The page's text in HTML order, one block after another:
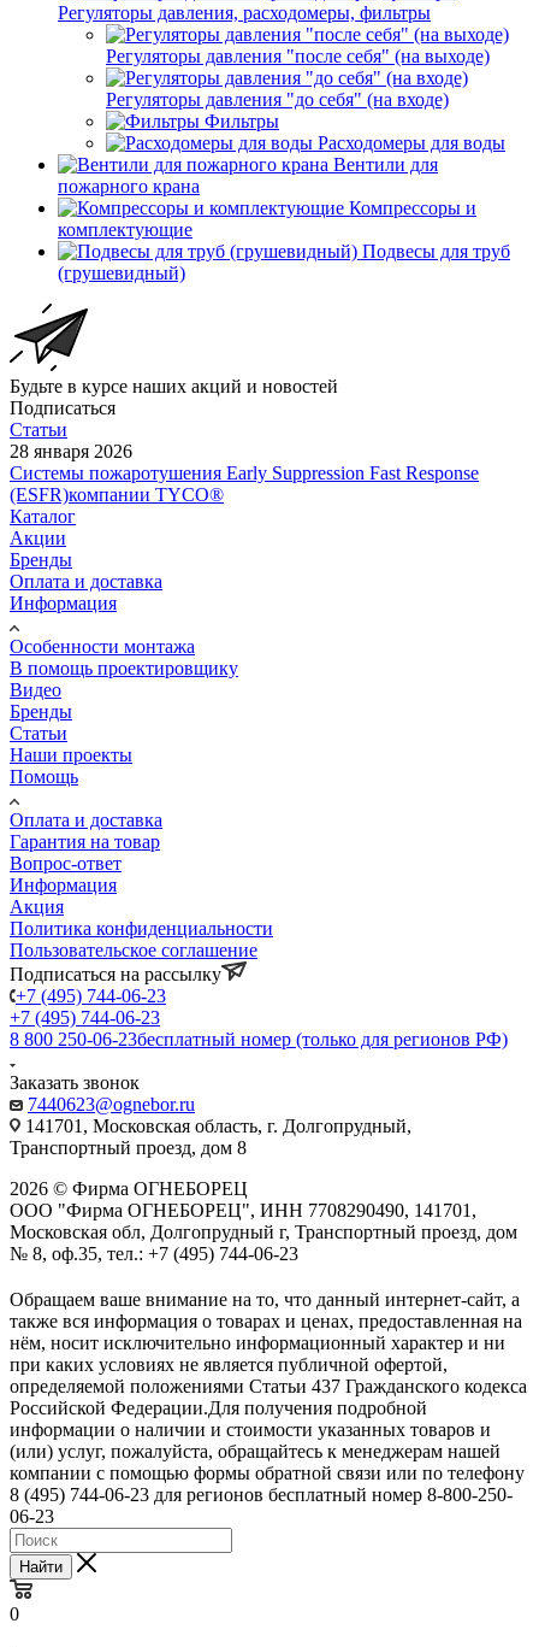
Регуляторы давления, расходомеры, фильтры
Регуляторы давления "после себя" (на выходе)
Регуляторы давления "до себя" (на входе)
Фильтры
Расходомеры для воды
Вентили для
пожарного крана
Компрессоры и
комплектующие
Подвесы для труб
(грушевидный)
Будьте в курсе наших акций и новостей
Подписаться
Статьи
28 января 2026
Системы пожаротушения Early Suppression Fast Response
(ESFR)компании TYCO®
Каталог
Акции
Бренды
Оплата и доставка
Информация
Особенности монтажа
В помощь проектировщику
Видео
Бренды
Статьи
Наши проекты
Помощь
Оплата и доставка
Гарантия на товар
Вопрос-ответ
Информация
Акция
Политика конфиденциальности
Пользовательское соглашение
Подписаться на рассылку
+7 (495) 744-06-23
+7 (495) 744-06-23
8 800 250-06-23бесплатный номер (только для регионов РФ)
Заказать звонок
7440623@ognebor.ru
141701, Московская область, г. Долгопрудный,
Транспортный проезд, дом 8
2026 © Фирма ОГНЕБОРЕЦ
ООО "Фирма ОГНЕБОРЕЦ", ИНН 7708290490, 141701,
Московская обл, Долгопрудный г, Транспортный проезд, дом
№ 8, оф.35, тел.: +7 (495) 744-06-23
Обращаем ваше внимание на то, что данный интернет-сайт, а
также вся информация о товарах и ценах, предоставленная на
нём, носит исключительно информационный характер и ни
при каких условиях не является публичной офертой,
определяемой положениями Статьи 437 Гражданского кодекса
Российской Федерации.Для получения подробной
информации о наличии и стоимости указанных товаров и
(или) услуг, пожалуйста, обращайтесь к менеджерам нашей
компании с помощью формы обратной связи или по телефону
8 (495) 744-06-23 для регионов бесплатный номер 8-800-250-
06-23
Найти
0